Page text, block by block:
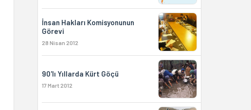
İnsan Hakları Komisyonunun
Görevi
28 Nisan 2012
90'lı Yıllarda Kürt Göçü
17 Mart 2012